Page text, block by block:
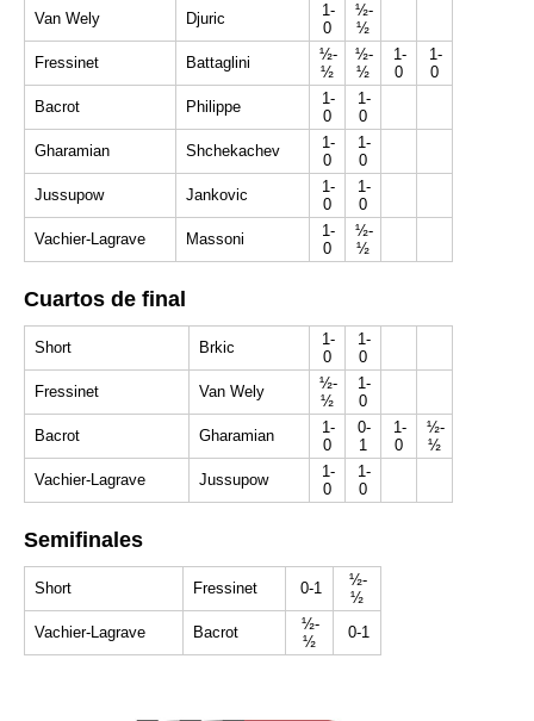
Van Wely
Djuric
1-
0
½-
½
Fressinet
Battaglini
½-
½
½-
½
1-
0
1-
0
Bacrot
Philippe
1-
0
1-
0
Gharamian
Shchekachev
1-
0
1-
0
Jussupow
Jankovic
1-
0
1-
0
Vachier-Lagrave
Massoni
1-
0
½-
½
Cuartos de final
Short Brkic
1-
0
1-
0
Fressinet
Van Wely
½-
½
1-
0
Bacrot
Gharamian
1-
0
0-
1
1-
0
½-
½
Vachier-Lagrave
Jussupow
1-
0
1-
0
Semifinales
Short Fressinet 0-1
½-
½
Vachier-Lagrave
Bacrot
½-
½
0-1